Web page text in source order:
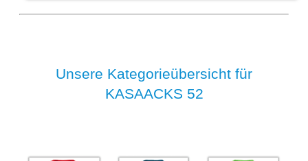
Unsere Kategorieübersicht für
KASAACKS 52